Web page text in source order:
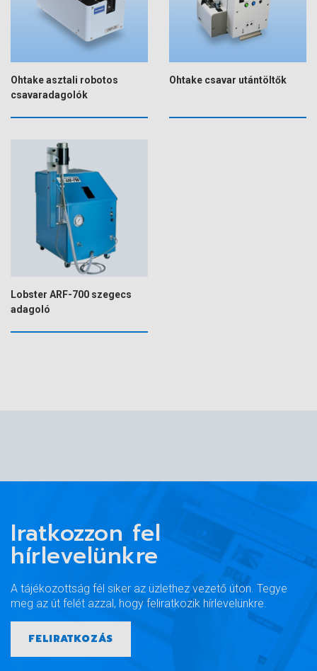
Ohtake asztali robotos
csavaradagolók
Ohtake csavar utántöltők
Lobster ARF-700 szegecs
adagoló
Iratkozzon fel
hírlevelünkre
A tájékozottság fél siker az üzlethez vezető úton. Tegye
meg az út felét azzal, hogy feliratkozik hírlevelünkre.
FELIRATKOZÁS